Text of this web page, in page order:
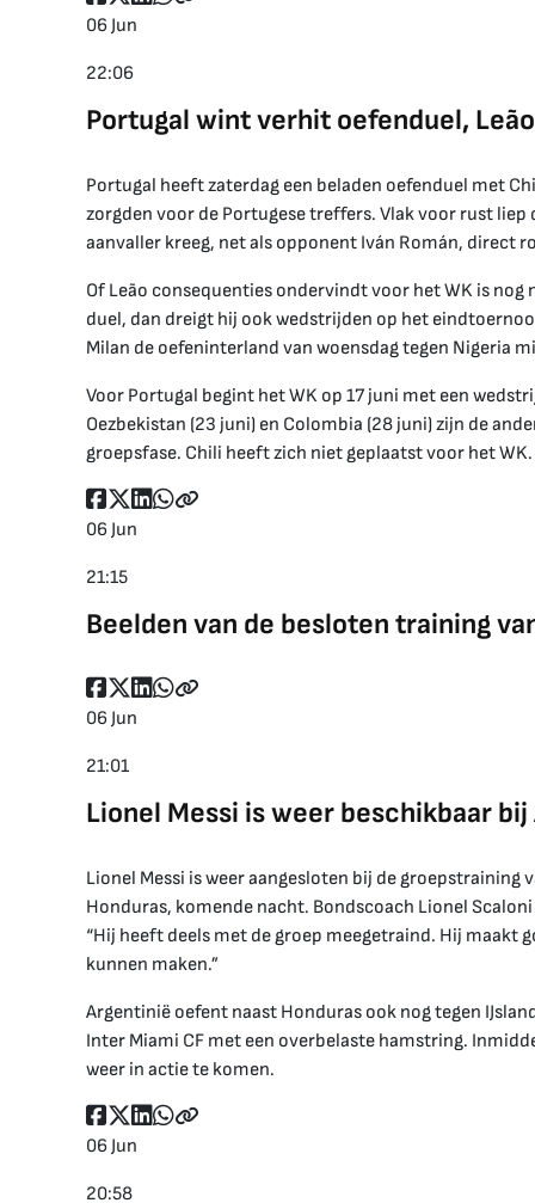
06 Jun
22:06
Portugal wint verhit oefenduel,
Portugal heeft zaterdag een beladen oefenduel met
zorgden voor de Portugese treffers. Vlak voor rust
aanvaller kreeg, net als opponent Iván Román, direct
Of Leão consequenties ondervindt voor het WK is
duel, dan dreigt hij ook wedstrijden op het
Milan de oefeninterland van woensdag tegen Nigeria
Voor Portugal begint het WK op 17 juni met een
Oezbekistan (23 juni) en Colombia (28 juni) zijn de
groepsfase. Chili heeft zich niet geplaatst voor het WK.
06 Jun
21:15
Beelden van de besloten training
06 Jun
21:01
Lionel Messi is weer beschikbaar
Lionel Messi is weer aangesloten bij de
Honduras, komende nacht. Bondscoach Lionel
“Hij heeft deels met de groep meegetraind. Hij maakt
kunnen maken.”
Argentinië oefent naast Honduras ook nog tegen
Inter Miami CF met een overbelaste hamstring.
weer in actie te komen.
06 Jun
20:58